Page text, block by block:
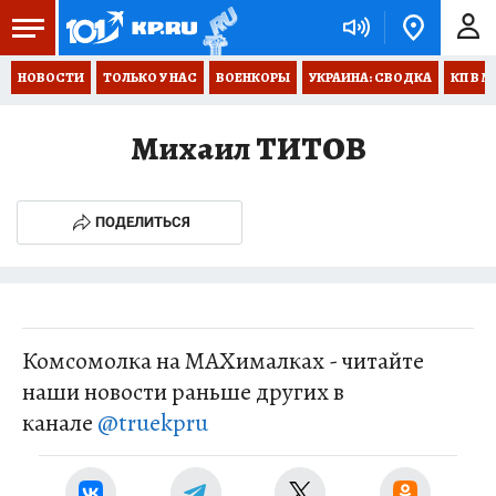
НОВОСТИ ТОЛЬКО У НАС ВОЕНКОРЫ УКРАИНА: СВОДКА КП В
Михаил ТИТОВ
ПОДЕЛИТЬСЯ
Комсомолка на MAXималках - читайте
наши новости раньше других в
канале @truekpru